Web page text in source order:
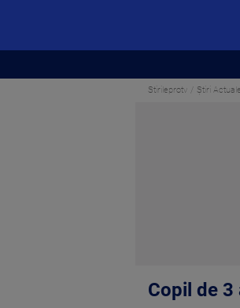
Stirileprotv Știri Actuale
Copil de 3